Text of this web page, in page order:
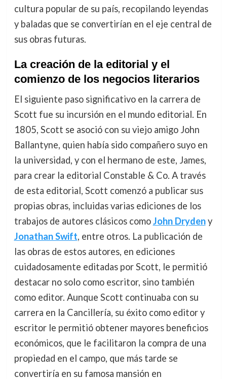
cultura popular de su país, recopilando leyendas
y baladas que se convertirían en el eje central de
sus obras futuras.
La creación de la editorial y el
comienzo de los negocios literarios
El siguiente paso significativo en la carrera de
Scott fue su incursión en el mundo editorial. En
1805, Scott se asoció con su viejo amigo John
Ballantyne, quien había sido compañero suyo en
la universidad, y con el hermano de este, James,
para crear la editorial Constable & Co. A través
de esta editorial, Scott comenzó a publicar sus
propias obras, incluidas varias ediciones de los
trabajos de autores clásicos comoJohn Drydeny
Jonathan Swift, entre otros. La publicación de
las obras de estos autores, en ediciones
cuidadosamente editadas por Scott, le permitió
destacar no solo como escritor, sino también
como editor. Aunque Scott continuaba con su
carrera en la Cancillería, su éxito como editor y
escritor le permitió obtener mayores beneficios
económicos, que le facilitaron la compra de una
propiedad en el campo, que más tarde se
convertiría en su famosa mansión en